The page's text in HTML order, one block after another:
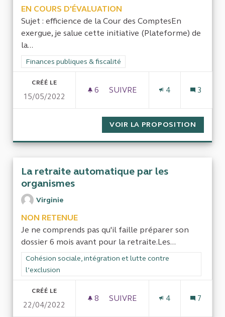
EN COURS D'ÉVALUATION
Sujet : efficience de la Cour des ComptesEn
exergue, je salue cette initiative (Plateforme) de
la...
Filtrer les résultats de la catégorie : Finances publiques &
Finances publiques & fiscalité
CRÉÉ LE
15/05/2022
6 6 ABONNÉS
SUIVRE
4 3
VOIR LA PROPOSITION
La retraite automatique par les
organismes
Virginie
NON RETENUE
Je ne comprends pas qu'il faille préparer son
dossier 6 mois avant pour la retraite.Les...
Filtrer les résultats de la catégorie : Cohésion sociale,
Cohésion sociale, intégration et lutte contre
l’exclusion
CRÉÉ LE
22/04/2022
8 8 ABONNÉS
SUIVRE
4 7